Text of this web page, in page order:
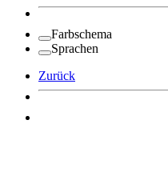
Farbschema
Sprachen
Zurück